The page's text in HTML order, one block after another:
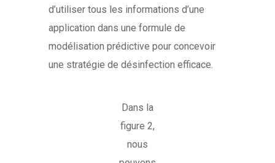
d’utiliser tous les informations d’une
application dans une formule de
modélisation prédictive pour concevoir
une stratégie de désinfection efficace.
Dans la
figure 2,
nous